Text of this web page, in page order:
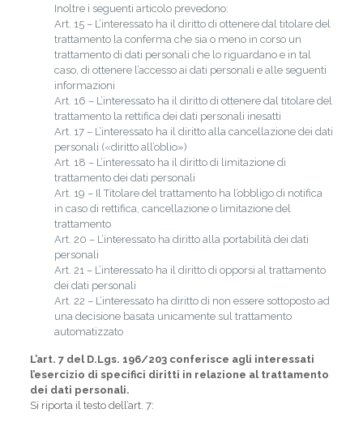
Inoltre i seguenti articolo prevedono:
Art. 15 – L’interessato ha il diritto di ottenere dal titolare del
trattamento la conferma che sia o meno in corso un
trattamento di dati personali che lo riguardano e in tal
caso, di ottenere l’accesso ai dati personali e alle seguenti
informazioni
Art. 16 – L’interessato ha il diritto di ottenere dal titolare del
trattamento la rettifica dei dati personali inesatti
Art. 17 – L’interessato ha il diritto alla cancellazione dei dati
personali («diritto all’oblio»)
Art. 18 – L’interessato ha il diritto di limitazione di
trattamento dei dati personali
Art. 19 – Il Titolare del trattamento ha l’obbligo di notifica
in caso di rettifica, cancellazione o limitazione del
trattamento
Art. 20 – L’interessato ha diritto alla portabilità dei dati
personali
Art. 21 – L’interessato ha il diritto di opporsi al trattamento
dei dati personali
Art. 22 – L’interessato ha diritto di non essere sottoposto ad
una decisione basata unicamente sul trattamento
automatizzato
L’art. 7 del D.Lgs. 196/203 conferisce agli interessati
l’esercizio di specifici diritti in relazione al trattamento
dei dati personali.
Si riporta il testo dell’art. 7: